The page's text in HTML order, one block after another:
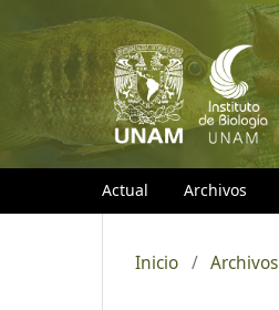
Actual Archivos
Inicio / Archivos